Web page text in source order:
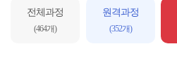
전체과정
(464개)
원격과정
(352개)